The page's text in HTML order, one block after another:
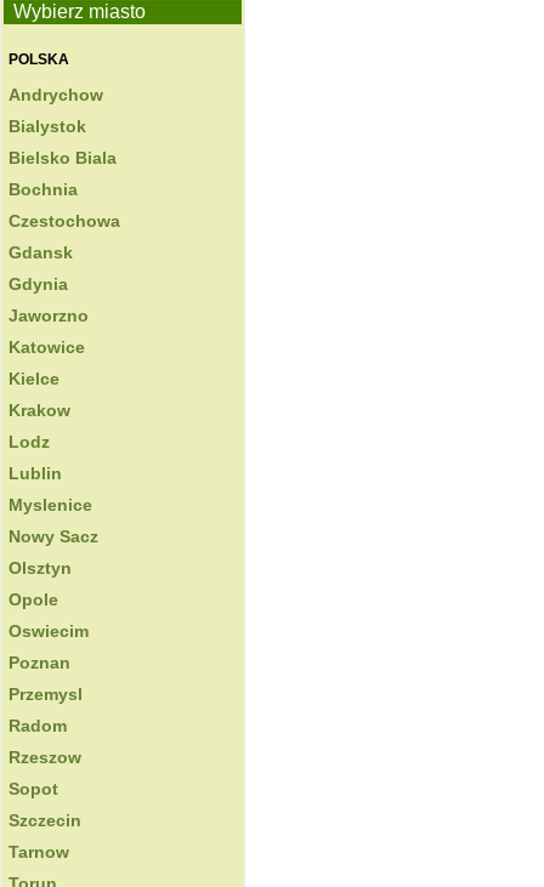
Wybierz miasto
POLSKA
Andrychow
Bialystok
Bielsko Biala
Bochnia
Czestochowa
Gdansk
Gdynia
Jaworzno
Katowice
Kielce
Krakow
Lodz
Lublin
Myslenice
Nowy Sacz
Olsztyn
Opole
Oswiecim
Poznan
Przemysl
Radom
Rzeszow
Sopot
Szczecin
Tarnow